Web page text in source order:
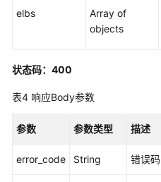
理
专
境
elbs
Array of
objects
状态码：400
表4 响应Body参数
参数 参数类型 描述
error_code String 错误码